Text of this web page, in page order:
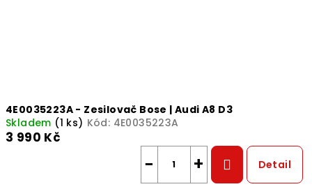
4E0035223A - Zesilovač Bose | Audi A8 D3
Skladem (1 ks) Kód: 4E0035223A
3 990 Kč
+
− Detail